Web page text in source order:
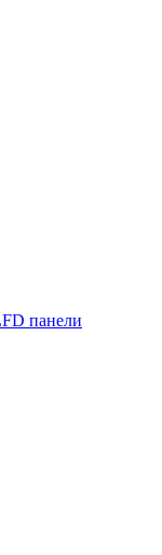
панели